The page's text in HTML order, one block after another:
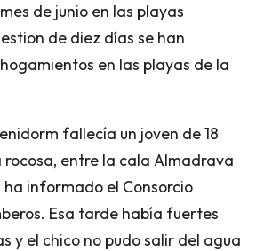
de junio en las playas
de diez días se han
en las playas de la
fallecía un joven de 18
rocosa, entre la cala Almadrava
ha informado el Consorcio
Esa tarde había fuertes
y el chico no pudo salir del agua